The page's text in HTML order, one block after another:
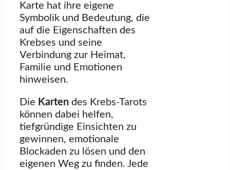
Karte hat ihre eigene
Symbolik und Bedeutung, die
auf die Eigenschaften des
Krebses und seine
Verbindung zur Heimat,
Familie und Emotionen
hinweisen.
Die Karten des Krebs-Tarots
können dabei helfen,
tiefgründige Einsichten zu
gewinnen, emotionale
Blockaden zu lösen und den
eigenen Weg zu finden. Jede